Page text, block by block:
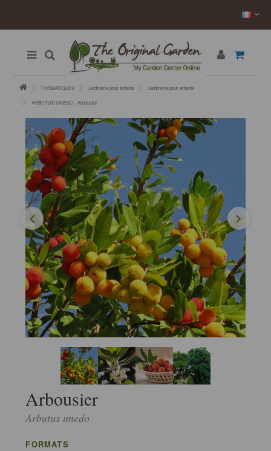
THÉMATIQUES Jardinerie pour enfants Jardinerie pour enfants
ARBUTUS UNEDO - Arbousier
Arbousier
Arbutus unedo
FORMATS